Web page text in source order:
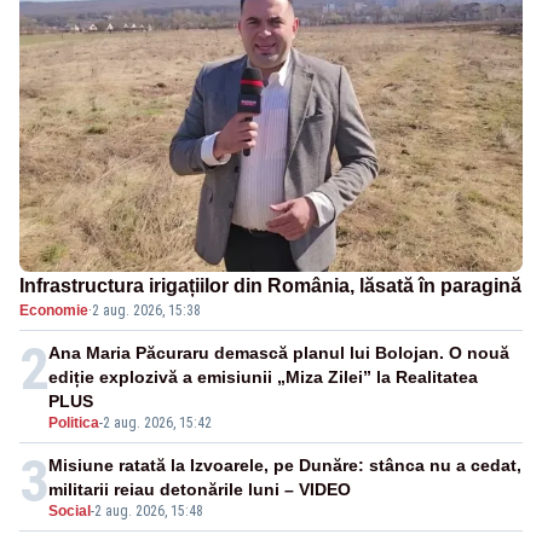
Infrastructura irigațiilor din România, lăsată în paragină
Economie·2 aug. 2026, 15:38
2
Politica-2 aug. 2026, 15:42
Ana Maria Păcuraru demască planul lui Bolojan. O nouă
ediție explozivă a emisiunii „Miza Zilei” la Realitatea
PLUS
3Social -2 aug. 2026, 15:48
Misiune ratată la Izvoarele, pe Dunăre: stânca nu a cedat,
militarii reiau detonările luni – VIDEO